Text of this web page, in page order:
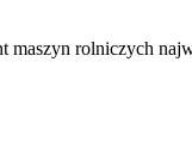
maszyn rolniczych